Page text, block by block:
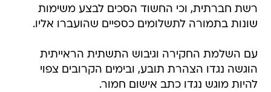
רשת חברתית, וכי החשוד הסכים לבצע משימות
שונות בתמורה לתשלומים כספיים שהועברו אליו.
עם השלמת החקירה וגיבוש התשתית הראייתית
הוגשה נגדו הצהרת תובע, ובימים הקרובים צפוי
להיות מוגש נגדו כתב אישום חמור.